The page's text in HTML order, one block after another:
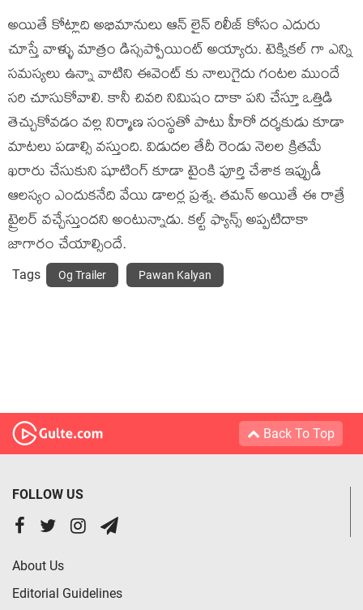
అయితే కోట్లాది అభిమానులు ఆన్ లైన్ రిలీజ్ కోసం ఎదురు
చూస్తే వాళ్ళు మాత్రం డిస్సప్పోయింట్ అయ్యారు. టెక్నికల్ గా ఎన్ని
సమస్యలు ఉన్నా వాటిని ఈవెంట్ కు నాలుగైదు గంటల ముందే
సరి చూసుకోవాలి. కానీ చివరి నిమిషం దాకా పని చేస్తూ ఒత్తిడి
తెచ్చుకోవడం వల్ల నిర్మాణ సంస్థతో పాటు హీరో దర్శకుడు కూడా
మాటలు పడాల్సి వస్తుంది. విడుదల తేదీ రెండు నెలల క్రితమే
ఖరారు చేసుకుని షూటింగ్ కూడా టైంకి పూర్తి చేశాక ఇప్పుడీ
ఆలస్యం ఎందుకనేది వేయి డాలర్ల ప్రశ్న. తమన్ అయితే ఈ రాత్రే
ట్రైలర్ వచ్చేస్తుందని అంటున్నాడు. కల్ట్ ఫ్యాన్స్ అప్పటిదాకా
జాగారం చేయాల్సిందే.
Tags Og Trailer Pawan Kalyan
Back To Top
FOLLOW US
About Us
Editorial Guidelines